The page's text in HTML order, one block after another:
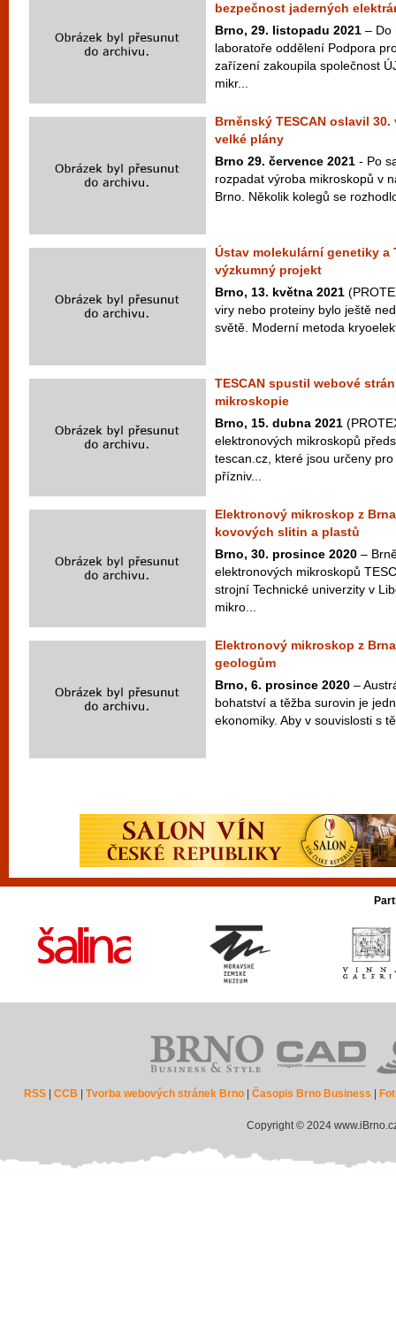
bezpečnost jaderných
Brno, 29. listopadu 2021 – Do
laboratoře oddělení Podpora
zařízení zakoupila společnost
mikr...
Brněnský TESCAN oslavil
velké plány
Brno 29. července 2021 - Po
rozpadat výroba mikroskopů v
Brno. Několik kolegů se
Ústav molekulární genetiky a
výzkumný projekt
Brno, 13. května 2021
viry nebo proteiny bylo ještě
světě. Moderní metoda
TESCAN spustil webové
mikroskopie
Brno, 15. dubna 2021
elektronových mikroskopů
tescan.cz, které jsou určeny
přízniv...
Elektronový mikroskop z
kovových slitin a plastů
Brno, 30. prosince 2020 –
elektronových mikroskopů
strojní Technické univerzity v
mikro...
Elektronový mikroskop z
geologům
Brno, 6. prosince 2020 –
bohatství a těžba surovin je
ekonomiky. Aby v souvislosti s
RSS |CCB |Tvorba webových stránek Brno |Časopis Brno Business
Copyright © 2024